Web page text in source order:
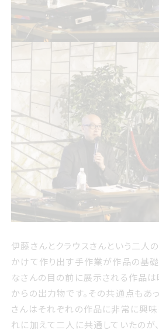
伊藤さんとクラウスさんという二人
かけて作り出す手作業が作品の基礎
なさんの目の前に展示される作品は
からの出力物です。その共通点もあ
さんはそれぞれの作品に非常に興味
れに加えて二人に共通していたのが